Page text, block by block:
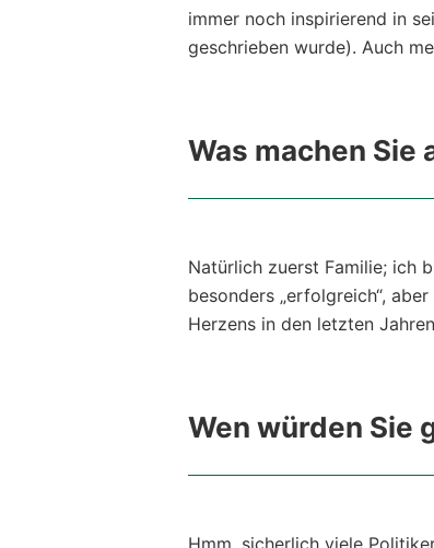
immer noch inspirierend in
geschrieben wurde). Auch
Was machen Sie
Natürlich zuerst Familie; ich
besonders „erfolgreich“,
Herzens in den letzten
Wen würden Sie
Hmm, sicherlich viele